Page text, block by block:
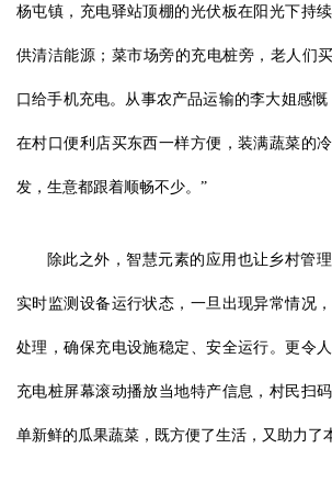
杨屯镇，充电驿站顶棚的光伏板在阳光下持
供清洁能源；菜市场旁的充电桩旁，老人们
口给手机充电。从事农产品运输的李大姐感
在村口便利店买东西一样方便，装满蔬菜的
发，生意都跟着顺畅不少。”
除此之外，智慧元素的应用也让乡村管
实时监测设备运行状态，一旦出现异常情况
处理，确保充电设施稳定、安全运行。更令
充电桩屏幕滚动播放当地特产信息，村民扫
单新鲜的瓜果蔬菜，既方便了生活，又助力了